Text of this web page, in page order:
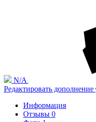
N/A
Редактировать дополнение
Информация
Отзывы 0